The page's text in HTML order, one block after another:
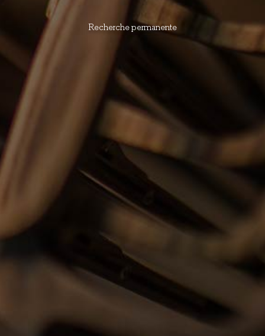
Recherche permanente